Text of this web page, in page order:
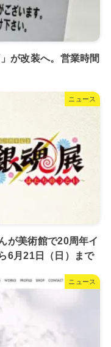
が改装へ。営業時間
ニュース
が美術館で20周年イ
6月21日（日）まで
ニュース